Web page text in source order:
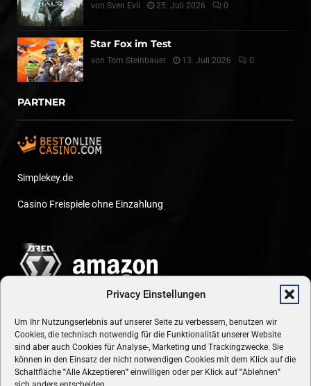
Privacy Einstellungen
Um Ihr Nutzungserlebnis auf unserer Seite zu verbessern, benutzen wir
Cookies, die technisch notwendig für die Funktionalität unserer Website
sind aber auch Cookies für Analyse-, Marketing und Trackingzwecke. Sie
können in den Einsatz der nicht notwendigen Cookies mit dem Klick auf die
Schaltfläche "Alle Akzeptieren" einwilligen oder per Klick auf"Ablehnen"
von Sven Evil 25. Juli 2026 0
Star Fox im Test
von Tom Steinbauer 13. Juli 2026 0
PARTNER
Simplekey.de
Casino Freispiele ohne Einzahlung